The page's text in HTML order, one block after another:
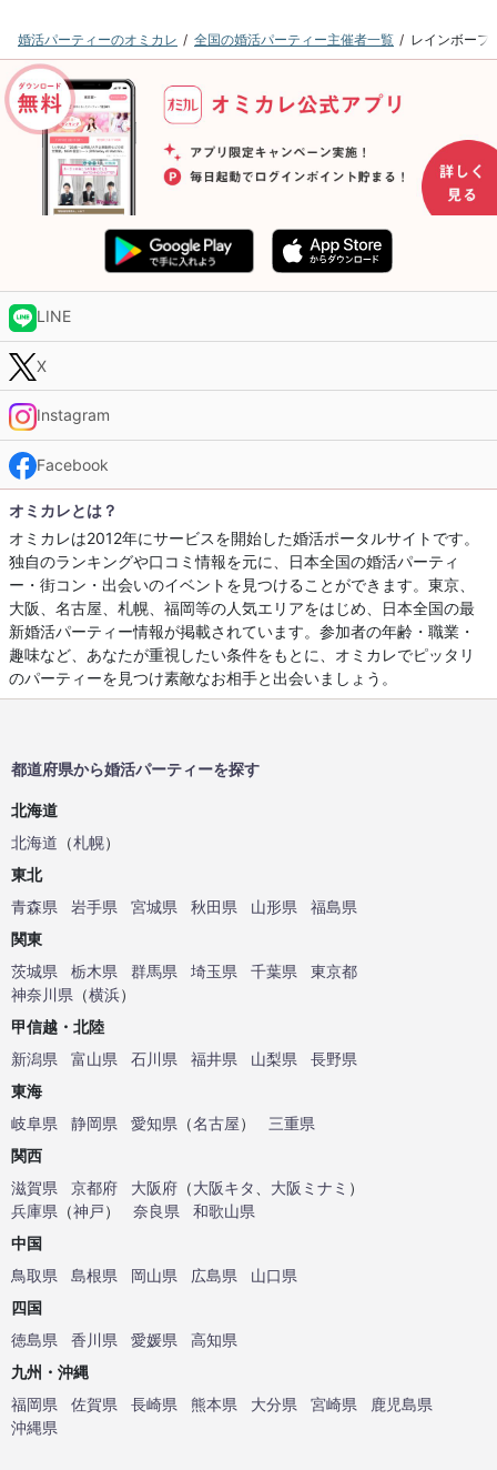
婚活パーティーのオミカレ 全国の婚活パーティー主催者一覧 レインボーフ
LINE
X
Instagram
Facebook
オミカレとは？
オミカレは2012年にサービスを開始した婚活ポータルサイトです。
独自のランキングや口コミ情報を元に、日本全国の婚活パーティ
ー・街コン・出会いのイベントを見つけることができます。東京、
大阪、名古屋、札幌、福岡等の人気エリアをはじめ、日本全国の最
新婚活パーティー情報が掲載されています。参加者の年齢・職業・
趣味など、あなたが重視したい条件をもとに、オミカレでピッタリ
のパーティーを見つけ素敵なお相手と出会いましょう。
都道府県から婚活パーティーを探す
北海道
北海道 （札幌）
東北
青森県
岩手県 宮城県 秋田県 山形県
福島県
関東
茨城県
栃木県 群馬県 埼玉県 千葉県
東京都
神奈川県 （横浜）
甲信越・北陸
新潟県
富山県 石川県 福井県 山梨県
長野県
東海
岐阜県
静岡県 愛知県 （名古屋）
三重県
関西
滋賀県
京都府 大阪府 （大阪キタ 大阪ミナミ ）
兵庫県 （神戸） 奈良県
和歌山県
中国
鳥取県
島根県 岡山県 広島県
山口県
四国
徳島県
香川県 愛媛県
高知県
九州・沖縄
福岡県
佐賀県 長崎県 熊本県 大分県 宮崎県
鹿児島県
沖縄県